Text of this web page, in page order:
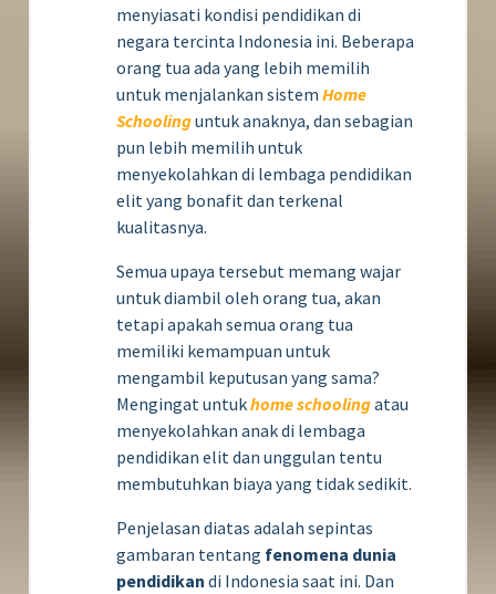
menyiasati kondisi pendidikan di
negara tercinta Indonesia ini. Beberapa
orang tua ada yang lebih memilih
untuk menjalankan sistem Home
Schoolinguntuk anaknya, dan sebagian
pun lebih memilih untuk
menyekolahkan di lembaga pendidikan
elit yang bonafit dan terkenal
kualitasnya.
Semua upaya tersebut memang wajar
untuk diambil oleh orang tua, akan
tetapi apakah semua orang tua
memiliki kemampuan untuk
mengambil keputusan yang sama?
Mengingat untukhome schoolingatau
menyekolahkan anak di lembaga
pendidikan elit dan unggulan tentu
membutuhkan biaya yang tidak sedikit.
Penjelasan diatas adalah sepintas
gambaran tentang fenomena dunia
pendidikan di Indonesia saat ini. Dan